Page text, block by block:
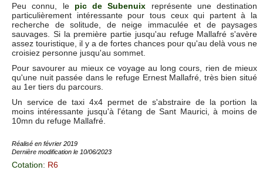
Peu connu, le pic de Subenuix représente une destination
particulièrement intéressante pour tous ceux qui partent à la
recherche de solitude, de neige immaculée et de paysages
sauvages. Si la première partie jusqu'au refuge Mallafré s'avère
assez touristique, il y a de fortes chances pour qu'au delà vous ne
croisiez personne jusqu'au sommet.
Pour savourer au mieux ce voyage au long cours, rien de mieux
qu'une nuit passée dans le refuge Ernest Mallafré, très bien situé
au 1er tiers du parcours.
Un service de taxi 4x4 permet de s'abstraire de la portion la
moins intéressante jusqu'à l'étang de Sant Maurici, à moins de
10mn du refuge Mallafré.
Réalisé en février 2019
Dernière modification le 10/06/2023
Cotation: R6